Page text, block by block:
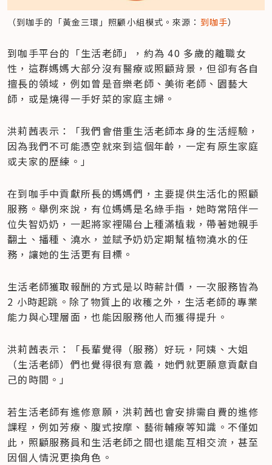
（到咖手的「黃金三環」照顧小組模式。來源： 到咖手）
到咖手平台的「生活老師」，約為 40 多歲的離職女
性，這群媽媽大部分沒有醫療或照顧背景，但卻有各自
擅長的領域，例如曾是音樂老師、美術老師、園藝大
師，或是燒得一手好菜的家庭主婦。
洪莉茜表示：「我們會借重生活老師本身的生活經驗，
因為我們不可能憑空就來到這個年齡，一定有原生家庭
或夫家的歷練。」
在到咖手中貢獻所長的媽媽們，主要提供生活化的照顧
服務。舉例來說，有位媽媽是名綠手指，她時常陪伴一
位失智奶奶，一起將家裡陽台上種滿植栽，帶著她親手
翻土、播種、澆水，並賦予奶奶定期幫植物澆水的任
務，讓她的生活更有目標。
生活老師獲取報酬的方式是以時薪計價，一次服務皆為
2 小時起跳。除了物質上的收穫之外，生活老師的專業
能力與心理層面，也能因服務他人而獲得提升。
洪莉茜表示：「長輩覺得（服務）好玩，阿姨、大姐
（生活老師）們也覺得很有意義，她們就更願意貢獻自
己的時間。」
若生活老師有進修意願，洪莉茜也會安排需自費的進修
課程，例如芳療、腹式按摩、藝術輔療等知識。不僅如
此，照顧服務員和生活老師之間也還能互相交流，甚至
因個人情況更換角色。